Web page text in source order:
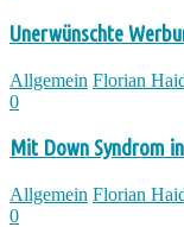
Unerwünschte
Allgemein Florian
0
Mit Down Syndrom
Allgemein Florian
0